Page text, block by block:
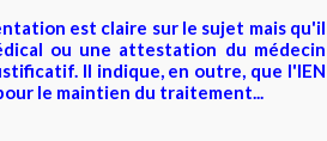
est claire sur le sujet mais qu'il
ou une attestation du médecin
Il indique, en outre, que l'IEN
le maintien du traitement...